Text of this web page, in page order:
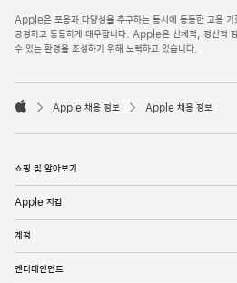
p
p
l
o
e
Apple은 포용과 다양성을 추구하는 동시에 동등한 고용 기
공정하고 동등하게 대우합니다. Apple은 신체적, 정신적
수 있는 환경을 조성하기 위해 노력하고 있습니다.

p
l
Apple 채용 정보 Apple 채용 정보
쇼핑 및 알아보기
Apple 지갑
계정
엔터테인먼트